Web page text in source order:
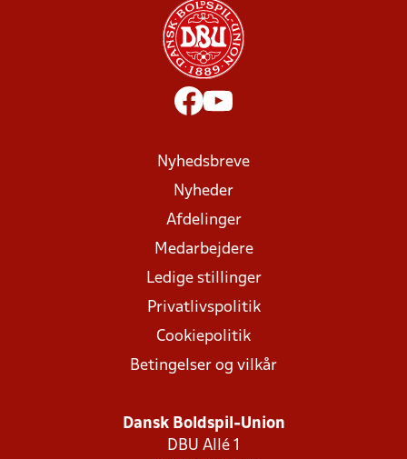
Nyhedsbreve
Nyheder
Afdelinger
Medarbejdere
Ledige stillinger
Privatlivspolitik
Cookiepolitik
Betingelser og vilkår
Dansk Boldspil-Union
DBU Allé 1